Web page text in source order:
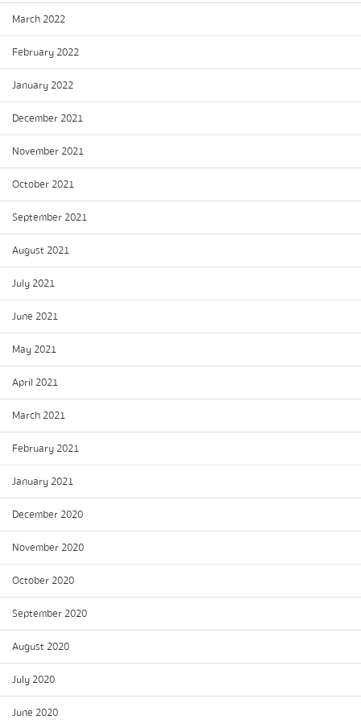
March 2022
February 2022
January 2022
December 2021
November 2021
October 2021
September 2021
August 2021
July 2021
June 2021
May 2021
April 2021
March 2021
February 2021
January 2021
December 2020
November 2020
October 2020
September 2020
August 2020
July 2020
June 2020